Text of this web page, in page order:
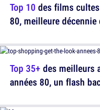
Top 35+ des meilleurs
années 80, un flash
Top 10 des films
80, meilleure